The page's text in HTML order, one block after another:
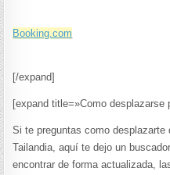
Booking.com
[/expand]
[expand title=»Como desplazarse
Si te preguntas como
Tailandia, aquí te dejo un
encontrar de forma actualizada,